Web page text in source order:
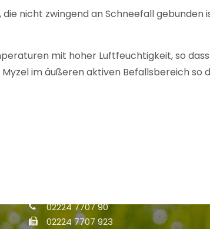
die nicht zwingend an Schneefall gebunden
mit hoher Luftfeuchtigkeit, so
im äußeren aktiven Befallsbereich so
02224 7707 90
02224 7707 923